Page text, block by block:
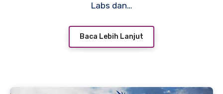
Labs dan…
Baca Lebih Lanjut